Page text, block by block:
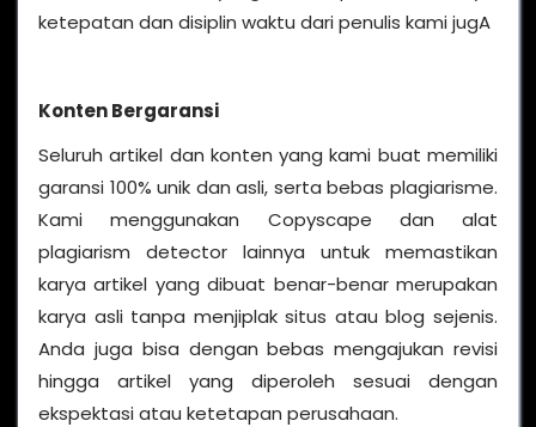
ketepatan dan disiplin waktu dari penulis kami jugA
Konten Bergaransi
Seluruh artikel dan konten yang kami buat memiliki
garansi 100% unik dan asli, serta bebas plagiarisme.
Kami menggunakan Copyscape dan alat
plagiarism detector lainnya untuk memastikan
karya artikel yang dibuat benar-benar merupakan
karya asli tanpa menjiplak situs atau blog sejenis.
Anda juga bisa dengan bebas mengajukan revisi
hingga artikel yang diperoleh sesuai dengan
ekspektasi atau ketetapan perusahaan.